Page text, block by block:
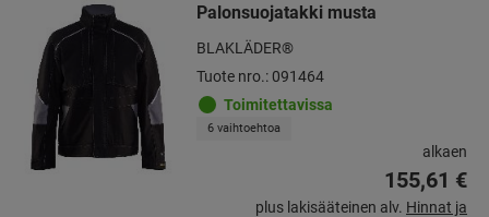
Palonsuojatakki musta
BLAKLÄDER®
Tuote nro.: 091464
Toimitettavissa
6 vaihtoehtoa
alkaen
155,61 €
plus lakisääteinen alv. Hinnat ja